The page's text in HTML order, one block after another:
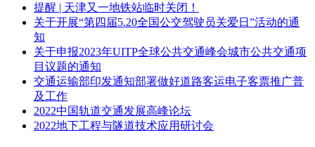
提醒 | 天津又一地铁站临时关闭！
关于开展“第四届5.20全国公交驾驶员关爱日”活动的通
知
关于申报2023年UITP全球公共交通峰会城市公共交通项
目议题的通知
交通运输部印发通知部署做好道路客运电子客票推广普
及工作
2022中国轨道交通发展高峰论坛
2022地下工程与隧道技术应用研讨会